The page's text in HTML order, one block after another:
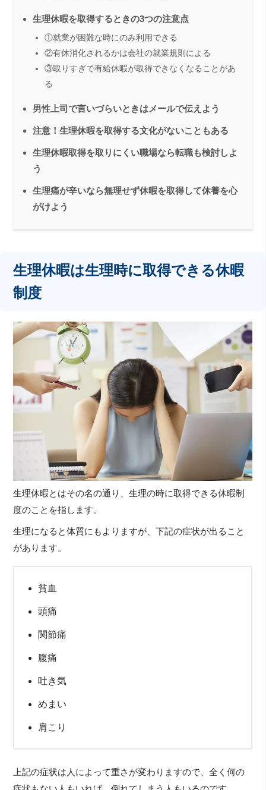
生理休暇を取得するときの3つの注意点
①就業が困難な時にのみ利用できる
②有休消化されるかは会社の就業規則による
③取りすぎで有給休暇が取得できなくなることがあ
る
男性上司で言いづらいときはメールで伝えよう
注意！生理休暇を取得する文化がないこともある
生理休暇取得を取りにくい職場なら転職も検討しよ
う
生理痛が辛いなら無理せず休暇を取得して休養を心
がけよう
生理休暇は生理時に取得できる休暇
制度
生理休暇とはその名の通り、生理の時に取得できる休暇制
度のことを指します。
生理になると体質にもよりますが、下記の症状が出ること
があります。
貧血
頭痛
関節痛
腹痛
吐き気
めまい
肩こり
上記の症状は人によって重さが変わりますので、全く何の